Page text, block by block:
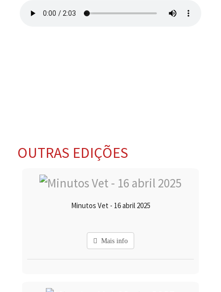
OUTRAS EDIÇÕES
Minutos Vet - 16 abril 2025
Mais info